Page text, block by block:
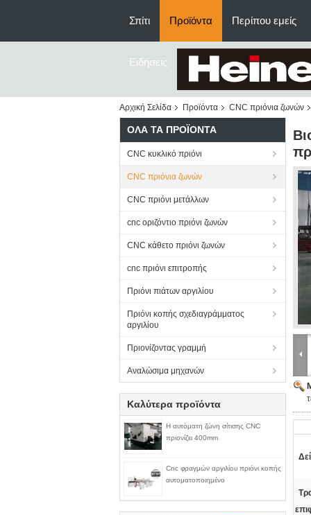
Σπίτι Προϊόντα Περίπου εμείς
Ειδήσεις
Αρχική Σελίδα Προϊόντα CNC πριόνια ζωνών
ΌΛΑ ΤΑ ΠΡΟΪΌΝΤΑ
CNC κυκλικό πριόνι
CNC πριόνια ζωνών
CNC πριόνι μετάλλων
cnc οριζόντιο πριόνι ζωνών
CNC κάθετο πριόνι ζωνών
cnc πριόνι επιτροπής
Πριόνι πιάτων αργιλίου
Πριόνι κοπής σχεδιαγράμματος
αργιλίου
Πριονίζοντας γραμμή
Αναλώσιμα μηχανών
Καλύτερα προϊόντα
Η αυτόματη ζώνη σίτισης CNC
πριονίζει 400mm
Cnc φραγμών αργιλίου πριόνι κοπής
αυτοματοποιημένο